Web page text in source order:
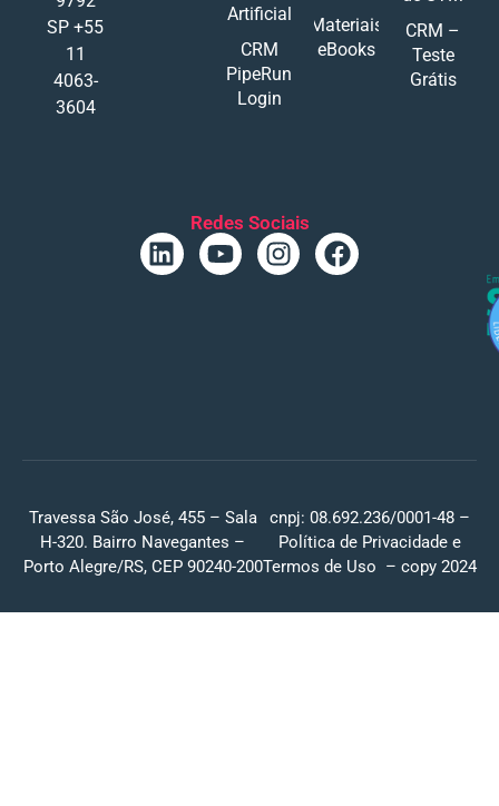
SP +55
11
4063-
3604
Artificial
CRM
PipeRun
Login
Materiais
eBooks
CRM –
Teste
Grátis
Redes Sociais
Travessa São José, 455 – Sala
H-320. Bairro Navegantes –
Porto Alegre/RS, CEP 90240-200
cnpj: 08.692.236/0001-48 –
Política de Privacidade e
Termos de Uso – copy 2024